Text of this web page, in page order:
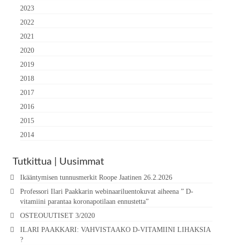
2023
2022
2021
2020
2019
2018
2017
2016
2015
2014
Tutkittua | Uusimmat
Ikääntymisen tunnusmerkit Roope Jaatinen 26.2.2026
Professori Ilari Paakkarin webinaariluentokuvat aiheena ” D-
vitamiini parantaa koronapotilaan ennustetta”
OSTEOUUTISET 3/2020
ILARI PAAKKARI: VAHVISTAAKO D-VITAMIINI LIHAKSIA
?